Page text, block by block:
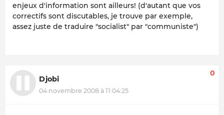
enjeux d'information sont ailleurs! (d'autant que vos
correctifs sont discutables, je trouve par exemple,
assez juste de traduire "socialist" par "communiste")
Djobi
04 novembre 2008 à 11:04:25
0